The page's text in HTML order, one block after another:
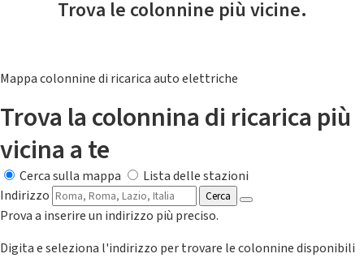
Trova le colonnine più vicine.
Mappa colonnine di ricarica auto elettriche
Trova la colonnina di ricarica più
vicina a te
Cerca sulla mappa
Lista delle stazioni
Indirizzo
Cerca
Prova a inserire un indirizzo più preciso.
Digita e seleziona l'indirizzo per trovare le colonnine disponibili